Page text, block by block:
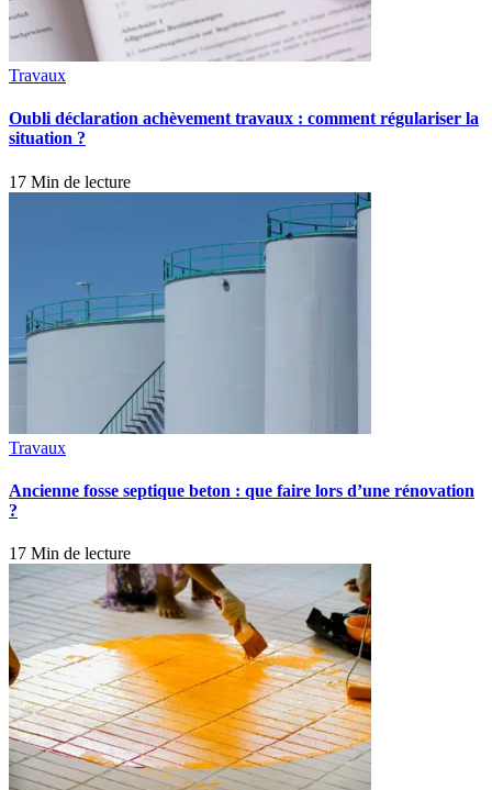
Travaux
Oubli déclaration achèvement travaux : comment régulariser la
situation ?
17 Min de lecture
Travaux
Ancienne fosse septique beton : que faire lors d’une rénovation
?
17 Min de lecture